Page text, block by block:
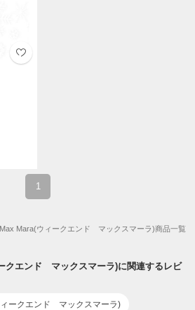
1
Mara(ウィークエンド マックスマーラ)商品一覧
クエンド マックスマーラ)に関連するレビ
ークエンド マックスマーラ)